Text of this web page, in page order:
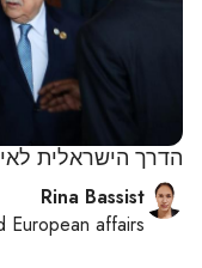
הדרך הישראלית
Rina Bassist
European affairs